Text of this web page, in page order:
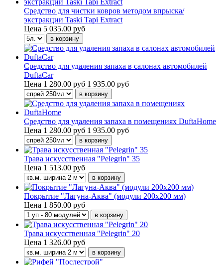
Средство для чистки ковров методом впрыска/
экстракции Taski Tapi Extract
Цена 5 035.00 руб
Средство для удаления запаха в салонах автомобилей
DuftaCar
Цена 1 280.00 руб 1 935.00 руб
Средство для удаления запаха в помещениях DuftaHome
Цена 1 280.00 руб 1 935.00 руб
Трава искусственная "Pelegrin" 35
Цена 1 513.00 руб
Покрытие "Лагуна-Аква" (модули 200х200 мм)
Цена 1 850.00 руб
Трава искусственная "Pelegrin" 20
Цена 1 326.00 руб